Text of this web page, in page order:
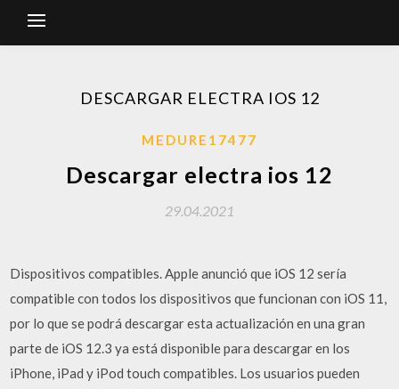
DESCARGAR ELECTRA IOS 12
MEDURE17477
Descargar electra ios 12
29.04.2021
Dispositivos compatibles. Apple anunció que iOS 12 sería
compatible con todos los dispositivos que funcionan con iOS 11,
por lo que se podrá descargar esta actualización en una gran
parte de iOS 12.3 ya está disponible para descargar en los
iPhone, iPad y iPod touch compatibles. Los usuarios pueden